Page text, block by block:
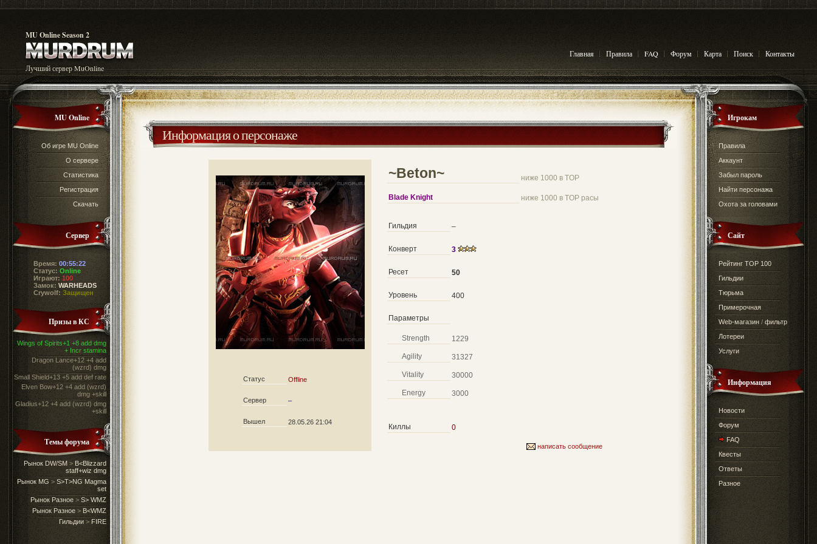
MU Online Season 2
Лучший сервер MuOnline
Главная Правила FAQ Форум Карта Поиск Контакты
MU Online
Об игре MU Online
О сервере
Статистика
Регистрация
Скачать
Сервер
Время: 00:55:22
Статус: Online
Играют: 100
Замок: WARHEADS
Crywolf: Защищен
Призы в КС
Wings of Spirits+1 +8 add dmg
+ Incr stamina
Dragon Lance+12 +4 add
(wzrd) dmg
Small Shield+13 +5 add def rate
Elven Bow+12 +4 add (wzrd)
dmg +skill
Gladius+12 +4 add (wzrd) dmg
+skill
Темы форума
Рынок DW/SM > B<Blizzard
staff+wiz dmg
Рынок MG > S>T>NG Magma
set
Рынок Разное > S> WMZ
Рынок Разное > B<WMZ
Гильдии > FIRE
Информация о персонаже
~Beton~ ниже 1000 в TOP
Blade Knight ниже 1000 в TOP расы
Гильдия –
Конверт 3
Ресет 50
Уровень 400
Параметры
Strength 1229
Agility 31327
Vitality 30000
Energy 3000
Киллы 0
написать сообщение
Статус Offline
Сервер –
Вышел 28.05.26 21:04
Игрокам
Правила
Аккаунт
Забыл пароль
Найти персонажа
Охота за головами
Сайт
Рейтинг TOP 100
Гильдии
Тюрьма
Примерочная
Web-магазин / фильтр
Лотереи
Услуги
Информация
Новости
Форум
FAQ
Квесты
Ответы
Разное